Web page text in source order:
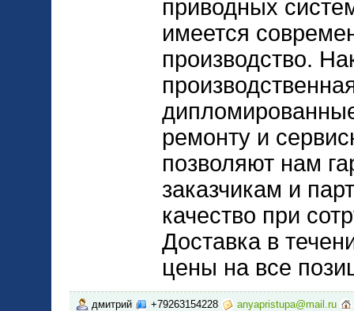
приводных
имеется
производство.
ремонту и
позволяют нам
заказчикам и
качество при
Доставка в
цены на все
дмитрий +79263154228 anyapristupa@mail.ru